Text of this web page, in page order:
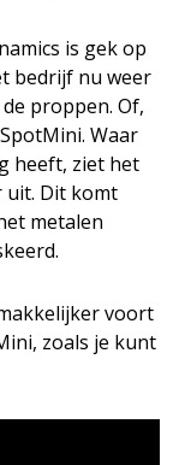
is gek op
bedrijf nu weer
proppen. Of,
Waar
heeft, ziet het
uit. Dit komt
metalen
voort
zoals je kunt